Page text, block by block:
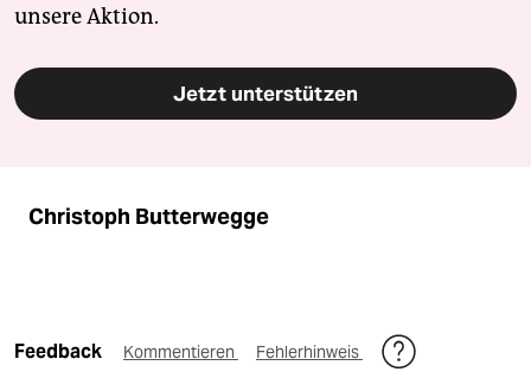
unsere Aktion.
Jetzt unterstützen
Christoph Butterwegge
Feedback Kommentieren Fehlerhinweis